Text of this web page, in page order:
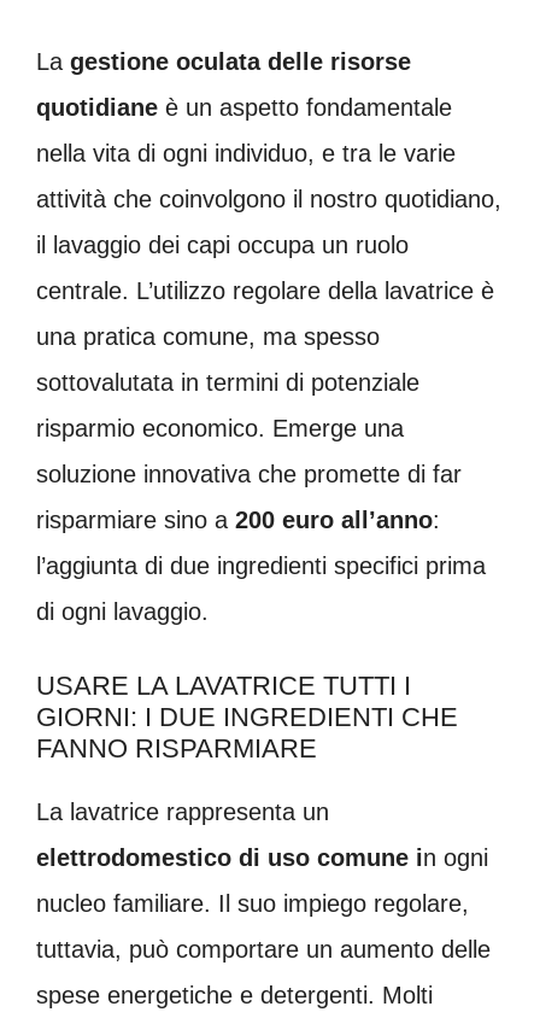
La gestione oculata delle risorse
quotidiane è un aspetto fondamentale
nella vita di ogni individuo, e tra le varie
attività che coinvolgono il nostro quotidiano,
il lavaggio dei capi occupa un ruolo
centrale. L’utilizzo regolare della lavatrice è
una pratica comune, ma spesso
sottovalutata in termini di potenziale
risparmio economico. Emerge una
soluzione innovativa che promette di far
risparmiare sino a 200 euro all’anno:
l’aggiunta di due ingredienti specifici prima
di ogni lavaggio.
USARE LA LAVATRICE TUTTI I
GIORNI: I DUE INGREDIENTI CHE
FANNO RISPARMIARE
La lavatrice rappresenta un
elettrodomestico di uso comune in ogni
nucleo familiare. Il suo impiego regolare,
tuttavia, può comportare un aumento delle
spese energetiche e detergenti. Molti